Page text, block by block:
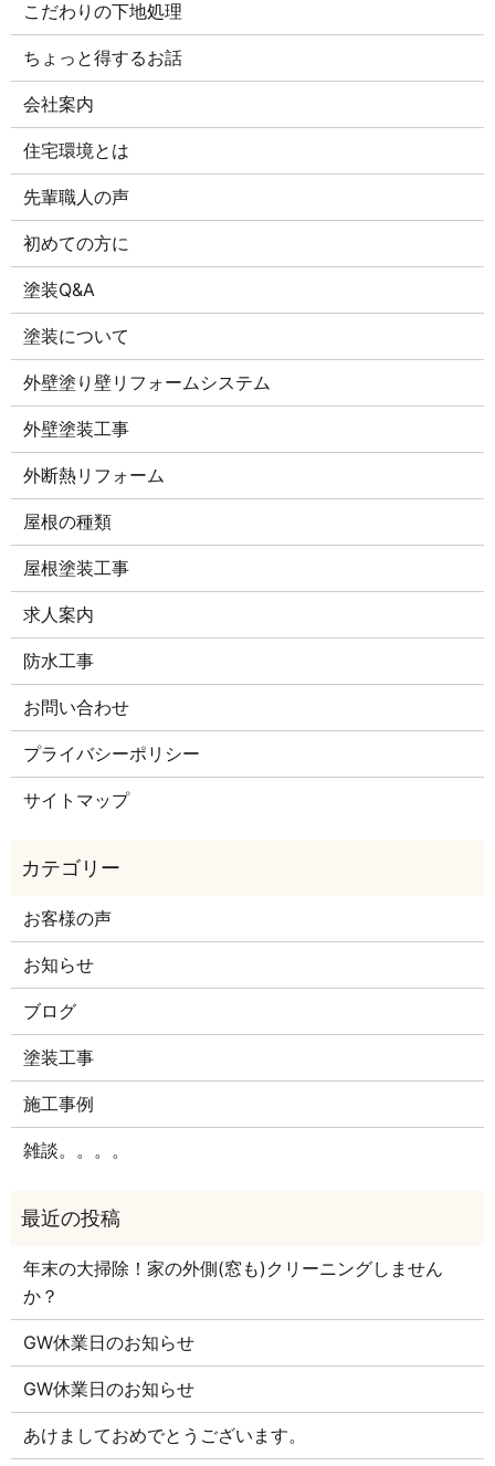
こだわりの下地処理
ちょっと得するお話
会社案内
住宅環境とは
先輩職人の声
初めての方に
塗装Q&A
塗装について
外壁塗り壁リフォームシステム
外壁塗装工事
外断熱リフォーム
屋根の種類
屋根塗装工事
求人案内
防水工事
お問い合わせ
プライバシーポリシー
サイトマップ
お客様の声
お知らせ
ブログ
塗装工事
施工事例
雑談。。。。
年末の大掃除！家の外側(窓も)クリーニングしません
か？
GW休業日のお知らせ
GW休業日のお知らせ
あけましておめでとうございます。